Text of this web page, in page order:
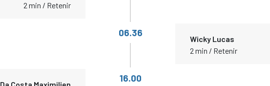
2 min / Retenir
06.36
Wicky Lucas
2 min / Retenir
16.00